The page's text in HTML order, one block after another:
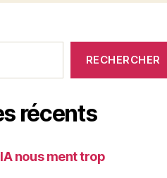
RECHERCHER
récents
nous ment trop